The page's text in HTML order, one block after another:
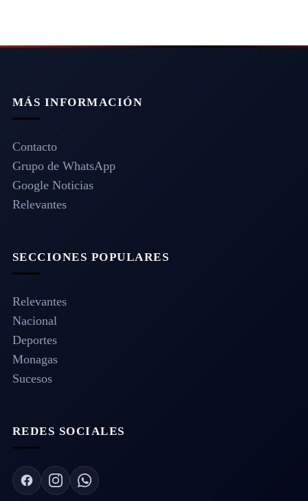
MÁS INFORMACIÓN
Contacto
Grupo de WhatsApp
Google Noticias
Relevantes
SECCIONES POPULARES
Relevantes
Nacional
Deportes
Monagas
Sucesos
REDES SOCIALES